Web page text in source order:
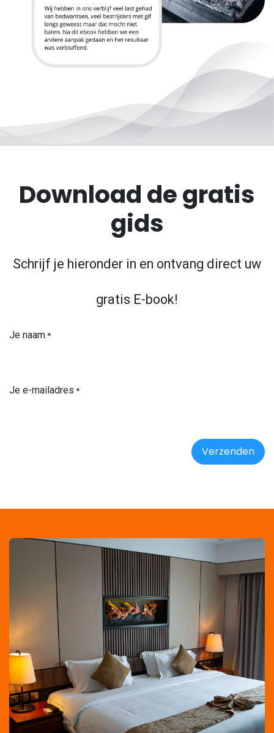
Download de gratis
gids
Schrijf je hieronder in en ontvang direct uw
gratis E-book!
Je naam*
Je e-mailadres *
Verzenden